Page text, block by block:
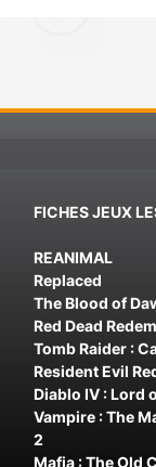
FICHES JEUX
REANIMAL
Replaced
The Blood of
Red Dead
Tomb Raider :
Resident Evil
Diablo IV : Lord
Vampire : The
2
Mafia : The Old